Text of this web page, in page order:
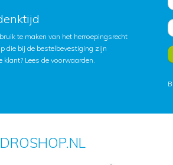
te maken van het herroepingsrecht
die bij de bestelbevestiging zijn
klant? Lees de voorwaarden.